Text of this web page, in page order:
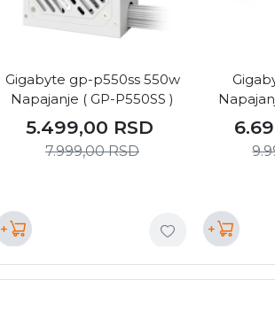
Gigabyte gp-p550ss 550w
Napajanje ( GP-P550SS )
5.499,00 RSD
7.999,00RSD
+ +